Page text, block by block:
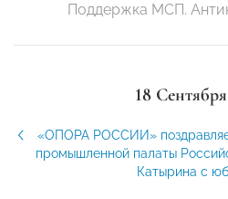
Поддержка МСП.
18
«ОПОРА РОССИИ»
промышленной палаты
Катырина с